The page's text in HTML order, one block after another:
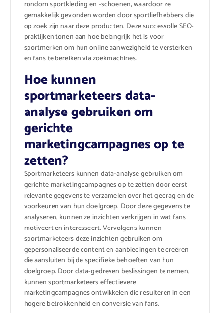
rondom sportkleding en -schoenen, waardoor ze
gemakkelijk gevonden worden door sportliefhebbers die
op zoek zijn naar deze producten. Deze succesvolle SEO-
praktijken tonen aan hoe belangrijk het is voor
sportmerken om hun online aanwezigheid te versterken
en fans te bereiken via zoekmachines.
Hoe kunnen
sportmarketeers data-
analyse gebruiken om
gerichte
marketingcampagnes op te
zetten?
Sportmarketeers kunnen data-analyse gebruiken om
gerichte marketingcampagnes op te zetten door eerst
relevante gegevens te verzamelen over het gedrag en de
voorkeuren van hun doelgroep. Door deze gegevens te
analyseren, kunnen ze inzichten verkrijgen in wat fans
motiveert en interesseert. Vervolgens kunnen
sportmarketeers deze inzichten gebruiken om
gepersonaliseerde content en aanbiedingen te creëren
die aansluiten bij de specifieke behoeften van hun
doelgroep. Door data-gedreven beslissingen te nemen,
kunnen sportmarketeers effectievere
marketingcampagnes ontwikkelen die resulteren in een
hogere betrokkenheid en conversie van fans.